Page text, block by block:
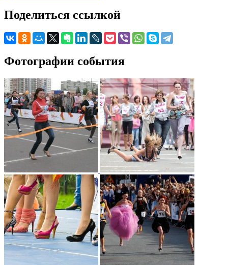
Поделиться ссылкой
Фотографии события